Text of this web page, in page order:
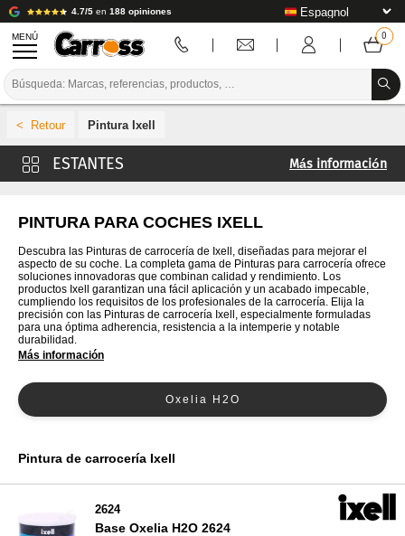
4.7/5 en 188 opiniones
MENÚ
CONSUMIBLES DE CARROCERÍA
HERRAMIENTAS DE CARROCERÍA
EQUIPAMIENTO PARA TALLERES DE CARROCERÍA
MARCAS
INSTALACIÓN DE LABORATORIO
TUTORIALES Y CONSEJOS
Pintura Ixell
Pintura Cromax
Pintura De Beer
Pintura Glasurit
Pintura Lechler
Pintura lesonal
Pintura MaxMeyer
Pintura PPG
Pintura Sikkens
Pintura de Spies Hecker
Pintura Standox
Más información
PINTURA PARA COCHES IXELL
Descubra las Pinturas de carrocería de Ixell, diseñadas para mejorar el
aspecto de su coche. La completa gama de Pinturas para carrocería ofrece
soluciones innovadoras que combinan calidad y rendimiento. Los
productos Ixell garantizan una fácil aplicación y un acabado impecable,
cumpliendo los requisitos de los profesionales de la carrocería. Elija la
precisión con las Pinturas de carrocería Ixell, especialmente formuladas
para una óptima adherencia, resistencia a la intemperie y notable
durabilidad.
Más información
Oxelia H2O
Pintura de carrocería Ixell
2624
Base Oxelia H2O 2624